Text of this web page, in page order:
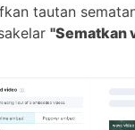
tautan
"Sematkan